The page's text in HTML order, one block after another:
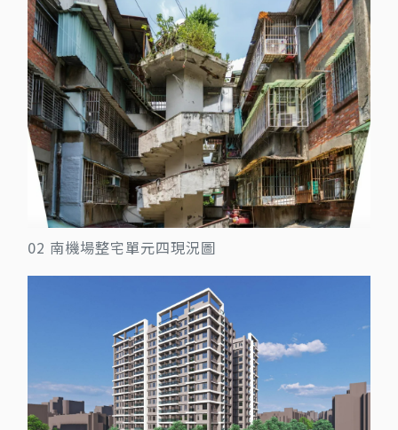
02 南機場整宅單元四現況圖